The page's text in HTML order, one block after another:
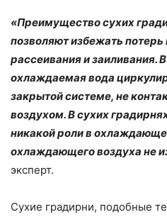
«Преимущество сухих
позволяют избежать
рассеивания и заиливания.
охлаждаемая вода
закрытой системе, не
воздухом. В сухих
никакой роли в
охлаждающего воздуха не
эксперт.
Сухие градирни, подобные